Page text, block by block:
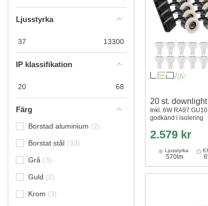
20 st.
Inkl. 6W RA97
godkänd i isolering
2.579 kr
Ljusstyrka
570lm
Ljusstyrka
37 13300
IP klassifikation
20 68
Färg
Borstad aluminium 2
Borstat stål 33
Grå 3
Guld 2
Krom 3